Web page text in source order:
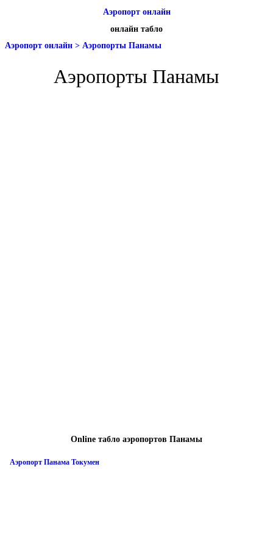
Аэропорт онлайн
онлайн табло
Аэропорт онлайн > Аэропорты Панамы
Аэропорты Панамы
Online табло аэропортов Панамы
Аэропорт Панама Токумен